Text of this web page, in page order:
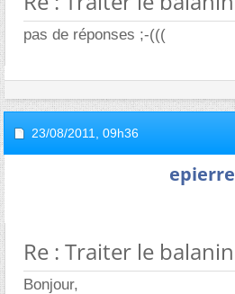
pas de réponses ;-(((
23/08/2011, 09h36
epierre
Re : Traiter le balanin
Bonjour,